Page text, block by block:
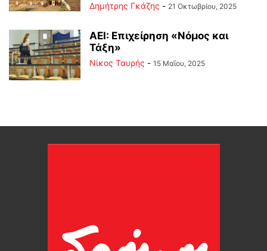
Δημήτρης Γκάζης - 21 Οκτωβρίου, 2025
ΑΕΙ: Επιχείρηση «Νόμος και
Τάξη»
Νίκος Ταυρής - 15 Μαΐου, 2025